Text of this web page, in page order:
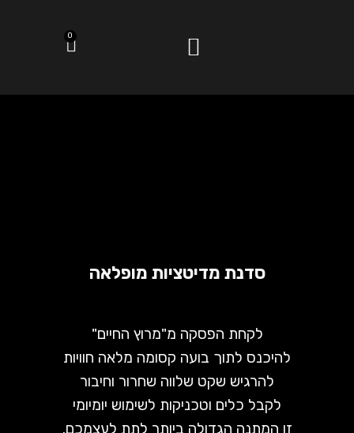
0
סדנת מדיטציות מופלאה
לקחת הפסקה מ"מרוץ החיים"
להיכנס לתוך בועה קסומה מלאה חוויות
להרגיש שקט שלווה שחרור וחיבור
לקבל כלים וטכניקות לשימוש יומיומי
זו המתנה הגדולה ביותר לתת לעצמכם.